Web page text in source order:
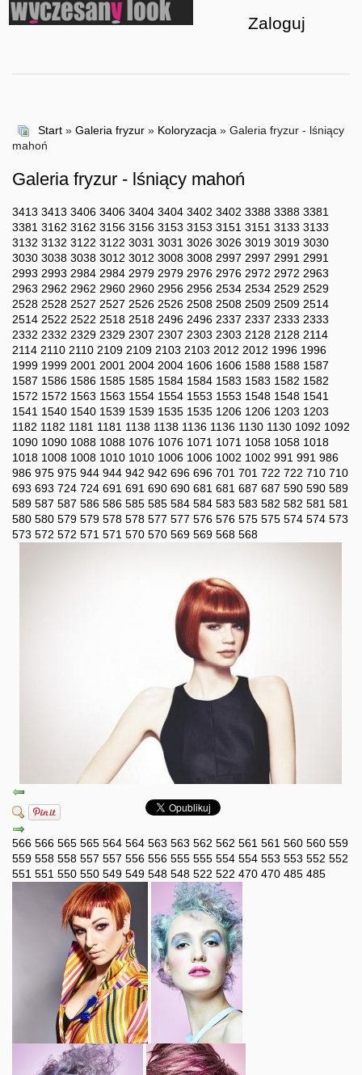
Start» Galeria fryzur» Koloryzacja » Galeria fryzur - lśniący
mahoń
Galeria fryzur - lśniący mahoń
3413 3413 3406 3406 3404 3404 3402 3402 3388 3388 3381
3381 3162 3162 3156 3156 3153 3153 3151 3151 3133 3133
3132 3132 3122 3122 3031 3031 3026 3026 3019 3019 3030
3030 3038 3038 3012 3012 3008 3008 2997 2997 2991 2991
2993 2993 2984 2984 2979 2979 2976 2976 2972 2972 2963
2963 2962 2962 2960 2960 2956 2956 2534 2534 2529 2529
2528 2528 2527 2527 2526 2526 2508 2508 2509 2509 2514
2514 2522 2522 2518 2518 2496 2496 2337 2337 2333 2333
2332 2332 2329 2329 2307 2307 2303 2303 2128 2128 2114
2114 2110 2110 2109 2109 2103 2103 2012 2012 1996 1996
1999 1999 2001 2001 2004 2004 1606 1606 1588 1588 1587
1587 1586 1586 1585 1585 1584 1584 1583 1583 1582 1582
1572 1572 1563 1563 1554 1554 1553 1553 1548 1548 1541
1541 1540 1540 1539 1539 1535 1535 1206 1206 1203 1203
1182 1182 1181 1181 1138 1138 1136 1136 1130 1130 1092 1092
1090 1090 1088 1088 1076 1076 1071 1071 1058 1058 1018
1018 1008 1008 1010 1010 1006 1006 1002 1002 991 991 986
986 975 975 944 944 942 942 696 696 701 701 722 722 710 710
693 693 724 724 691 691 690 690 681 681 687 687 590 590 589
589 587 587 586 586 585 585 584 584 583 583 582 582 581 581
580 580 579 579 578 578 577 577 576 576 575 575 574 574 573
573 572 572 571 571 570 570 569 569 568 568
566 566 565 565 564 564 563 563 562 562 561 561 560 560 559
559 558 558 557 557 556 556 555 555 554 554 553 553 552 552
551 551 550 550 549 549 548 548 522 522 470 470 485 485
Zaloguj